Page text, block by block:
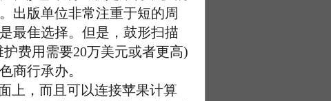
出版单位非常注重于短的周
最隹选择。但是，鼓形扫描
费用需要20万美元或者更高)
商行承办。
上，而且可以连接苹果计算